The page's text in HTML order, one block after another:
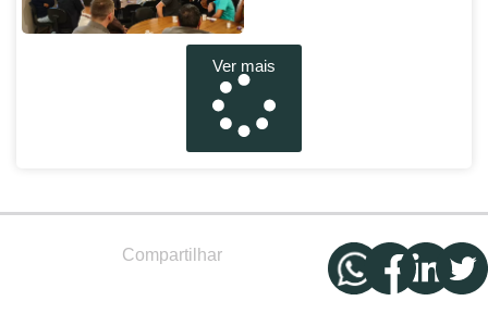
Ver mais
Compartilhar